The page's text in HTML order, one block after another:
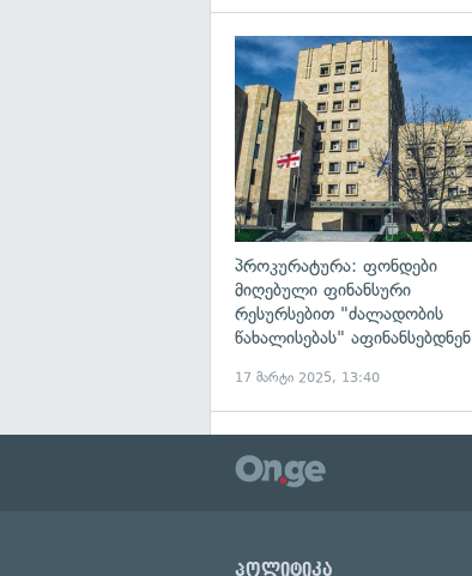
პროკურატურა: ფონდები
მიღებული ფინანსური
რესურსებით "ძალადობის
წახალისებას" აფინანსებდნენ
17 მარტი 2025, 13:40
პოლიტიკა